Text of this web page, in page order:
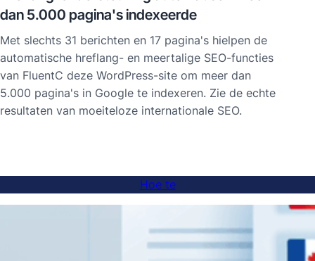
dan 5.000 pagina's indexeerde
Met slechts 31 berichten en 17 pagina's hielpen de
automatische hreflang- en meertalige SEO-functies
van FluentC deze WordPress-site om meer dan
5.000 pagina's in Google te indexeren. Zie de echte
resultaten van moeiteloze internationale SEO.
Hoe te